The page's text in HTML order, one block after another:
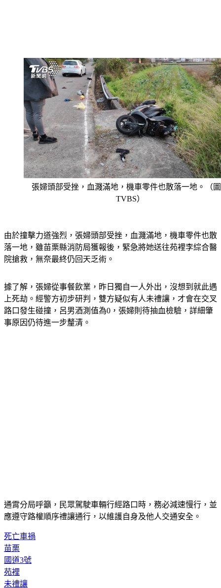
張婦頭部受挫，血濺滿地，機車零件也散落一地。（
由於撞擊力道強烈，張婦頭部受挫，血濺滿地，機車零件也散
落一地，雖苗栗縣消防局獲報後，緊急將她送往苑裡李綜合醫
據了解，張婦從事餐飲業，昨日獨自一人外出，沒想到就此遇
上死劫。經警方初步研判，雙方疑似有人未禮讓，才會在交叉
路口發生碰撞，呂男酒測值為0，張婦則待抽血檢驗，詳細肇
通霄分局呼籲，民眾駕駛車輛行經路口時，務必減速慢行，並
死亡車禍
苗栗
國道3號
苑裡